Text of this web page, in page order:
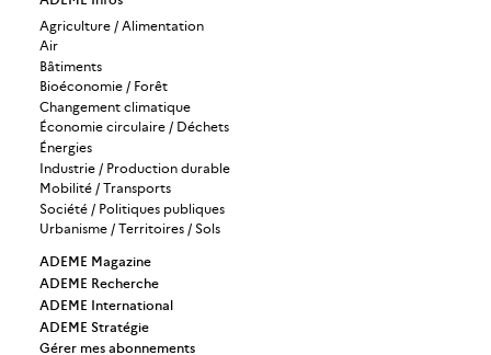
Agriculture / Alimentation
Air
Bâtiments
Bioéconomie / Forêt
Changement climatique
Économie circulaire / Déchets
Énergies
Industrie / Production durable
Mobilité / Transports
Société / Politiques publiques
Urbanisme / Territoires / Sols
ADEME Magazine
ADEME Recherche
ADEME International
ADEME Stratégie
Gérer mes abonnements